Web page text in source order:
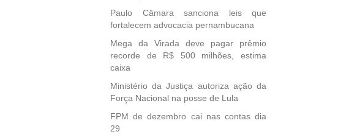
Paulo Câmara sanciona leis que
fortalecem advocacia pernambucana
Mega da Virada deve pagar prêmio
recorde de R$ 500 milhões, estima
caixa
Ministério da Justiça autoriza ação da
Força Nacional na posse de Lula
FPM de dezembro cai nas contas dia
29